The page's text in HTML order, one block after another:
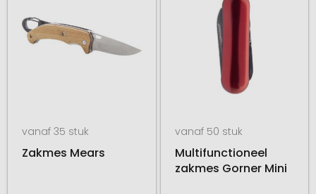
vanaf 35 stuk
Zakmes Mears
vanaf 50 stuk
Multifunctioneel
zakmes Gorner Mini